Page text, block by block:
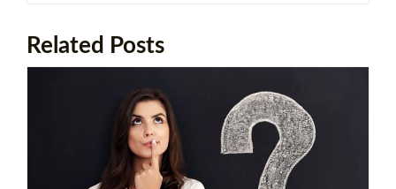
Related Posts